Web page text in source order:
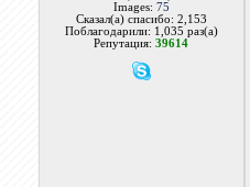
Images: 75
Сказал(а) спасибо: 2,153
Поблагодарили: 1,035 раз(а)
Репутация:39614